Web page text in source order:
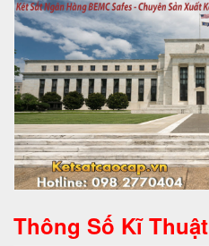
Thông Số Kĩ Thuật